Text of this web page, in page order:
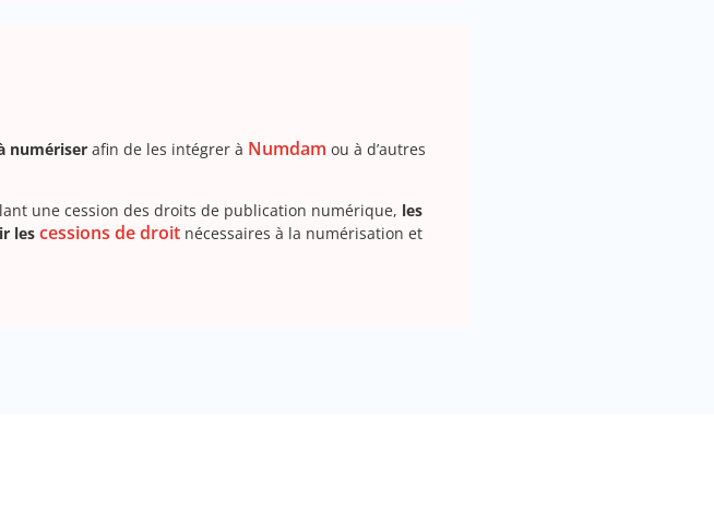
numériser afin de les intégrer à Numdam ou à d’autres
une cession des droits de publication numérique, les
les cessions de droit nécessaires à la numérisation et